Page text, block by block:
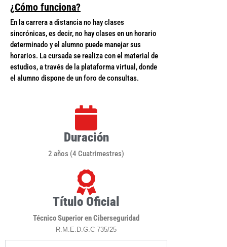
¿Cómo funciona?
En la carrera a distancia no hay clases
sincrónicas, es decir, no hay clases en un horario
determinado y el alumno puede manejar sus
horarios. La cursada se realiza con el material de
estudios, a través de la plataforma virtual, donde
el alumno dispone de un foro de consultas.
Duración
2 años (4 Cuatrimestres)
Título Oficial
Técnico Superior en Ciberseguridad
R.M.E.D.G.C 735/25